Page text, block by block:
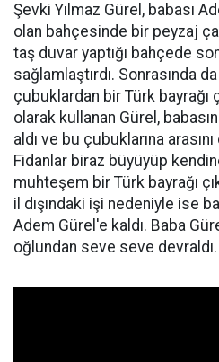
Şevki Yılmaz Gürel, babası
olan bahçesinde bir peyzaj
taş duvar yaptığı bahçede
sağlamlaştırdı. Sonrasında
çubuklardan bir Türk bayrağı
olarak kullanan Gürel,
aldı ve bu çubuklarına
Fidanlar biraz büyüyüp
muhteşem bir Türk bayrağı
il dışındaki işi nedeniyle ise
Adem Gürel'e kaldı. Baba
oğlundan seve seve devraldı.